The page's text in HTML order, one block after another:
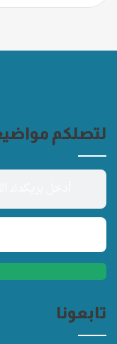
لتصلكم
تابعونا